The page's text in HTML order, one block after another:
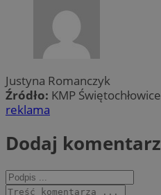
Justyna Romanczyk
Źródło: KMP Świętochłowice
reklama
Dodaj komentarz